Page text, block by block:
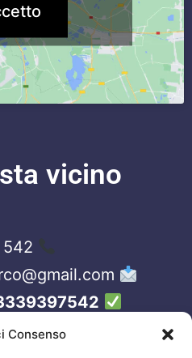
Consenso
vicino